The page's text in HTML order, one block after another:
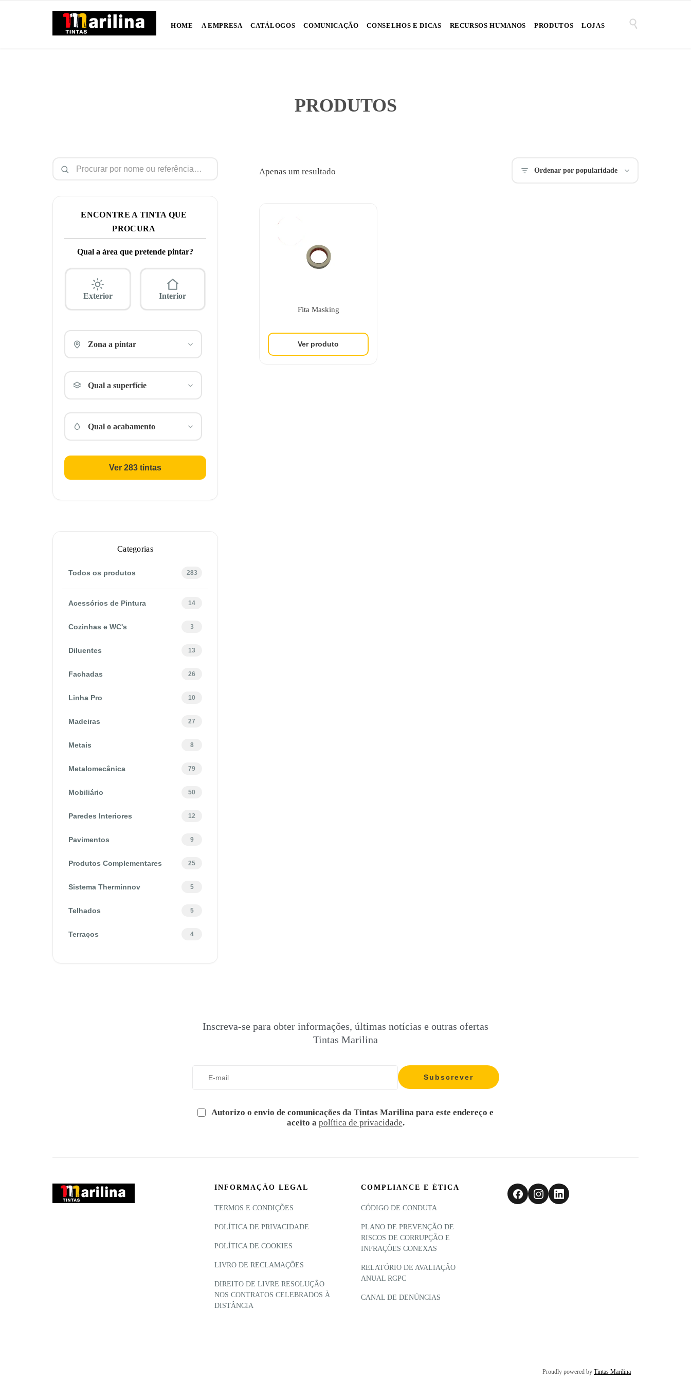
to
HOME A EMPRESA CATÁLOGOS COMUNICAÇÃO CONSELHOS E DICAS RECURSOS HUMANOS PRODUTOS LOJAS 
PRODUTOS
ENCONTRE A TINTA QUE
PROCURA
Qual a área que pretende pintar?
Exterior Interior
Zona a pintar
Qual a superfície
Qual o acabamento
Ver 283 tintas
Categorias
Todos os produtos 283
Acessórios de Pintura 14
Cozinhas e WC's 3
Diluentes 13
Fachadas 26
Linha Pro 10
Madeiras 27
Metais 8
Metalomecânica 79
Mobiliário 50
Paredes Interiores 12
Pavimentos 9
Produtos Complementares 25
Sistema Therminnov 5
Telhados 5
Terraços 4
Apenas um resultado Ordenar por popularidade
Fita Masking
Inscreva-se para obter informações, últimas notícias e outras ofertas
Tintas Marilina
Autorizo o envio de comunicações da Tintas Marilina para este endereço e
aceito a política de privacidade.
INFORMAÇÃO LEGAL
TERMOS E CONDIÇÕES
POLÍTICA DE PRIVACIDADE
POLÍTICA DE COOKIES
LIVRO DE RECLAMAÇÕES
DIREITO DE LIVRE RESOLUÇÃO
NOS CONTRATOS CELEBRADOS À
DISTÂNCIA
COMPLIANCE E ÉTICA
CÓDIGO DE CONDUTA
PLANO DE PREVENÇÃO DE
RISCOS DE CORRUPÇÃO E
INFRAÇÕES CONEXAS
RELATÓRIO DE AVALIAÇÃO
ANUAL RGPC
CANAL DE DENÚNCIAS
Proudly powered by Tintas Marilina